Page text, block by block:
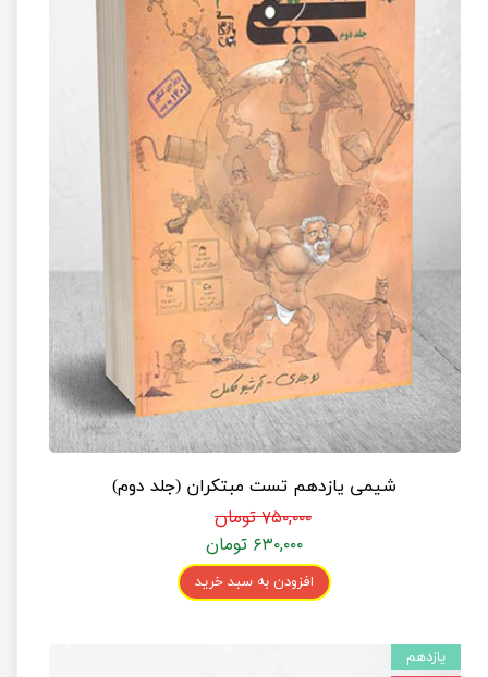
شیمی یازدهم تست مبتکران (جلد دوم)
۷۵۰,۰۰۰ تومان
۶۳۰,۰۰۰ تومان
افزودن به سبد خرید
یازدهم